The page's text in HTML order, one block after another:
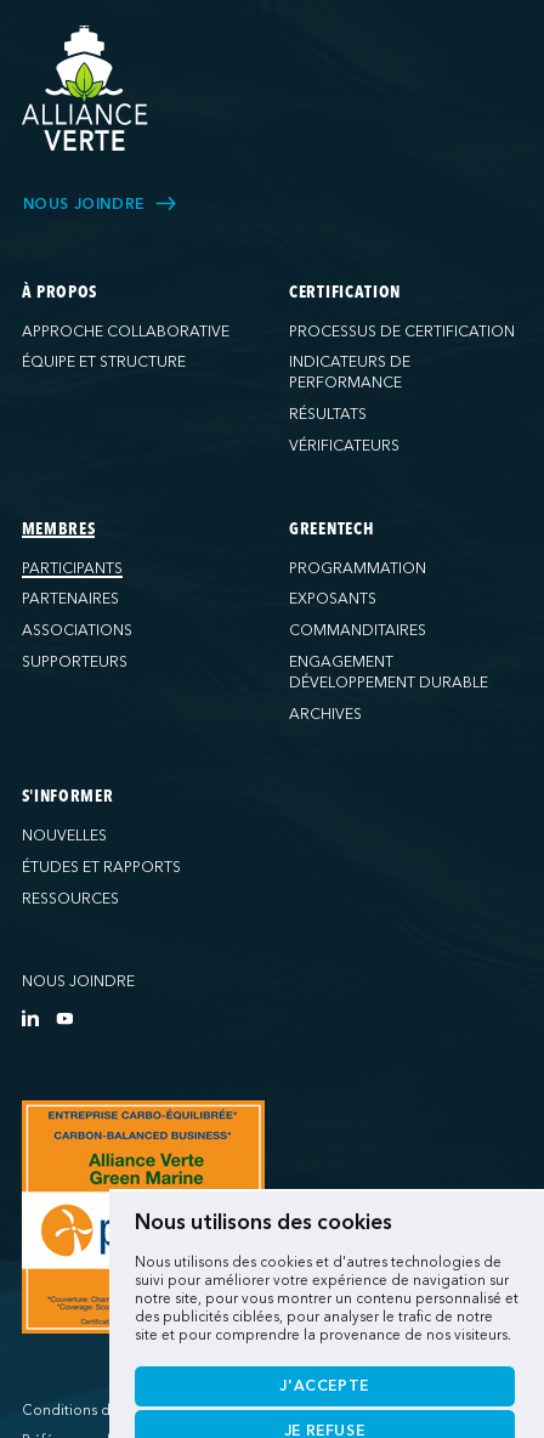
Nous utilisons des cookies
Nous utilisons des cookies et d'autres technologies de
suivi pour améliorer votre expérience de navigation sur
notre site, pour vous montrer un contenu personnalisé et
des publicités ciblées, pour analyser le trafic de notre
site et pour comprendre la provenance de nos visiteurs.
J'ACCEPTE
JE REFUSE
Ports America (Freeport)
Ports America (Galveston)
Ports America (Gulfport)
Ports America (Hueneme)
Ports America (IAP)
Ports America (Miami)
Ports America (NATSS)
Ports America (New Orleans)
Ports America (WBCT)
Ports America (Wilmington)
PSA Halifax
PSA Halifax (Fairview Cove)
QSL America
Société Terminaux Montréal Gateway
Sollio Agriculture (Hamilton)
Sollio Agriculture (Montréal)
Sollio Agriculture (Québec)
SSA Marine (Stockton)
SSA Marine (Vancouver Cruise)
SSA Marine (West Sacramento)
SSA Marine (West Sitcum Matson)
SSA Marine Canada (Lynnterm)
SSA Marine Canada (Squamish Terminals)
SSA Marine Canada (Victoria Cruise)
SSA Marine Mexico (Lazaro Cardenas)
SSA Marine Mexico (Manzanillo TEC)
SSA Marine Mexico (Veracruz)
NOUS JOINDRE
À PROPOS
APPROCHE COLLABORATIVE
ÉQUIPE ET STRUCTURE
CERTIFICATION
PROCESSUS DE CERTIFICATION
INDICATEURS DE
PERFORMANCE
RÉSULTATS
VÉRIFICATEURS
MEMBRES
PARTICIPANTS
PARTENAIRES
ASSOCIATIONS
SUPPORTEURS
GREENTECH
PROGRAMMATION
EXPOSANTS
COMMANDITAIRES
ENGAGEMENT
DÉVELOPPEMENT DURABLE
ARCHIVES
S'INFORMER
NOUVELLES
ÉTUDES ET RAPPORTS
RESSOURCES
NOUS JOINDRE
Conditions d'utilisations/Renseignements personnels